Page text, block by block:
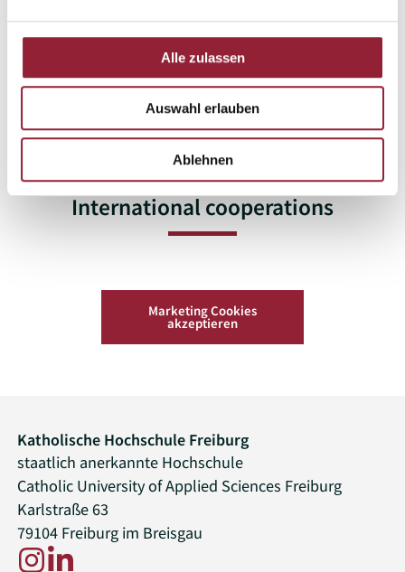
Alle zulassen
Auswahl erlauben
Ablehnen
Raum:1208
International cooperations
Marketing Cookies
akzeptieren
Katholische Hochschule Freiburg
staatlich anerkannte Hochschule
Catholic University of Applied Sciences Freiburg
Karlstraße 63
79104 Freiburg im Breisgau